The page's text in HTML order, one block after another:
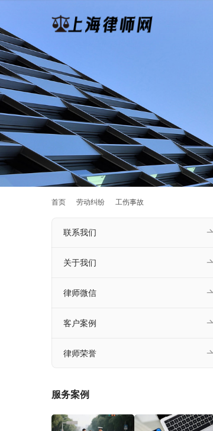
首页 劳动纠纷 工伤事故
联系我们
关于我们
律师微信
客户案例
律师荣誉
服务案例